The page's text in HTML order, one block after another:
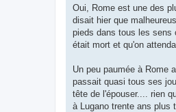
g
e
n
o
n
l
Oui, Rome est une des
disait hier que
pieds dans tous les sens
était mort et qu'on
Un peu paumée à Rome
passait quasi tous ses
tête de l'épouser.... rien
à Lugano trente ans plus